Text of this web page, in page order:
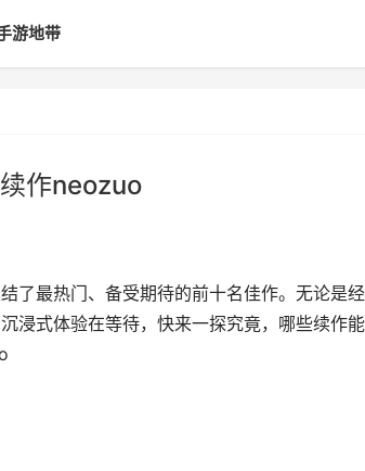
游地带
作neozuo
了最热门、备受期待的前十名佳作。无论是
浸式体验在等待，快来一探究竟，哪些续作